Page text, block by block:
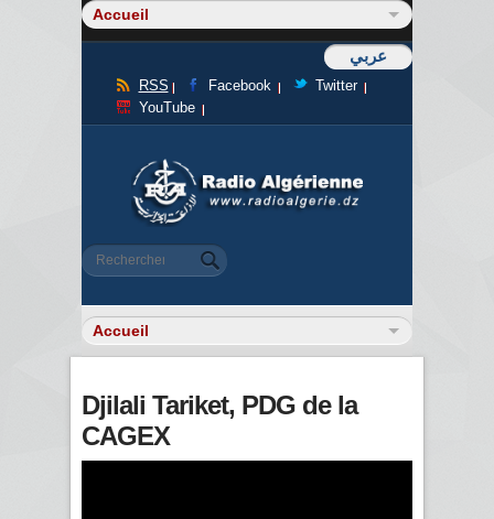
عربي
RSS Facebook
Twitter
YouTube
Formulaire de recherche
Rechercher
Djilali Tariket, PDG de la
CAGEX